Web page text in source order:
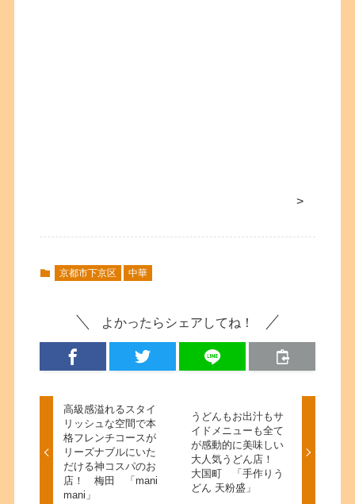
>
京都市下京区 中華
よかったらシェアしてね！
高級感溢れるスタイ
リッシュな空間で本
格フレンチコースが
リーズナブルにいた
だける神コスパのお
店！ 梅田 「mani
mani」
うどんもお出汁もサ
イドメニューも全て
が感動的に美味しい
大人気うどん店！
大国町 「手作りう
どん 天粉盛」